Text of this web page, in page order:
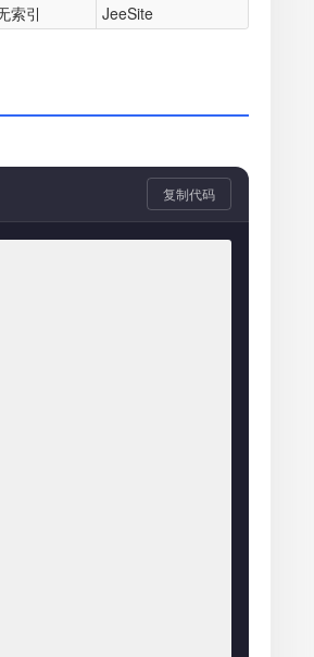
索引 JeeSite
复制代码